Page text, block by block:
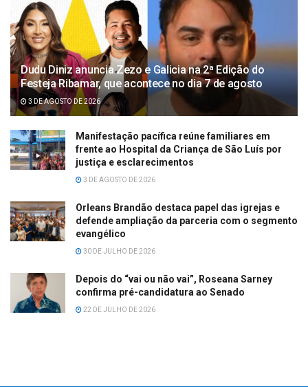
Dudu Diniz anuncia Zezo e Galicia na 2ª Edição do
Festeja Ribamar, que acontece no dia 7 de agosto
3 DE AGOSTO DE 2026
Manifestação pacífica reúne familiares em
frente ao Hospital da Criança de São Luís por
justiça e esclarecimentos
3 DE AGOSTO DE 2026
Orleans Brandão destaca papel das igrejas e
defende ampliação da parceria com o segmento
evangélico
30 DE JULHO DE 2026
Depois do “vai ou não vai”, Roseana Sarney
confirma pré-candidatura ao Senado
22 DE JULHO DE 2026